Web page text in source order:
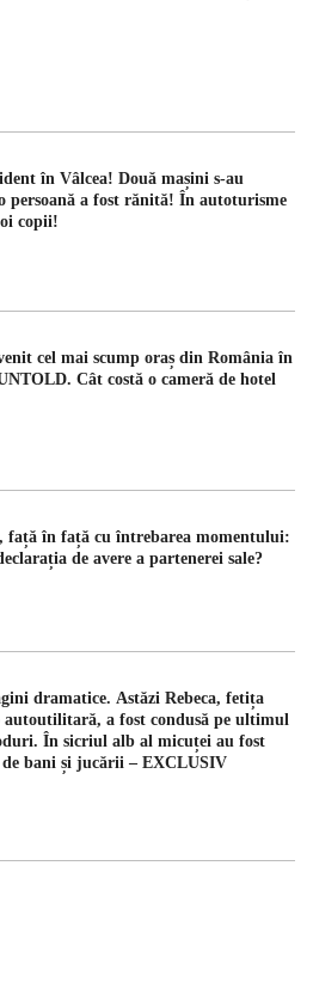
în Vâlcea! Două mașini s-au
persoană a fost rănită! În autoturisme
copii!
cel mai scump oraș din România în
Cât costă o cameră de hotel
față în față cu întrebarea momentului:
de avere a partenerei sale?
dramatice. Astăzi Rebeca, fetița
autoutilitară, a fost condusă pe ultimul
În sicriul alb al micuței au fost
bani și jucării – EXCLUSIV